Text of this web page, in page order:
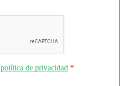
política de privacidad *